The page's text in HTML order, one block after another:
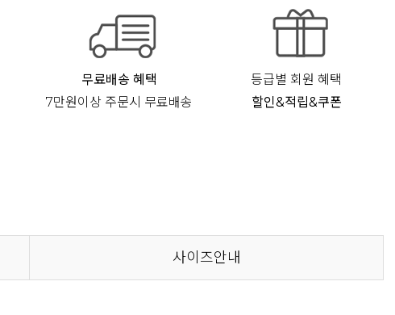
무료배송 혜택
7만원이상 주문시 무료배송
등급별 회원 혜택
할인&적립&쿠폰
사이즈안내